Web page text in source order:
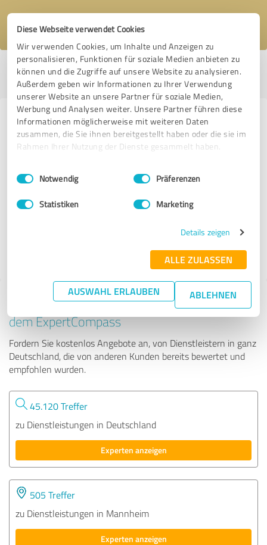
Diese Webseite verwendet Cookies
Wir verwenden Cookies, um Inhalte und Anzeigen zu
personalisieren, Funktionen für soziale Medien anbieten zu
können und die Zugriffe auf unsere Website zu analysieren.
Außerdem geben wir Informationen zu Ihrer Verwendung
unserer Website an unsere Partner für soziale Medien,
Werbung und Analysen weiter. Unsere Partner führen diese
Informationen möglicherweise mit weiteren Daten
zusammen, die Sie ihnen bereitgestellt haben oder die sie im
Rahmen Ihrer Nutzung der Dienste gesammelt haben.
Impressum Datenschutzbestimmungen
Einwilligungsauswahl
Notwendig Präferenzen
Statistiken Marketing
Details zeigen
ALLE ZULASSEN
AUSWAHL ERLAUBEN ABLEHNEN
Ich stimme den
Profil aktiv seit 14.09.2023 |Letzte Aktualisierung: 14.09.2023|Profil
melden
Erfahrungen zu weiteren
Anbietern aus dem Bereich
Oeltank24.com
Tipp: Die passenden Experten finden - mit
dem ExpertCompass
Fordern Sie kostenlos Angebote an, von Dienstleistern in ganz
Deutschland, die von anderen Kunden bereits bewertet und
empfohlen wurden.
45.120 Treffer
zu Dienstleistungen in Deutschland
Experten anzeigen
505 Treffer
zu Dienstleistungen in Mannheim
Experten anzeigen